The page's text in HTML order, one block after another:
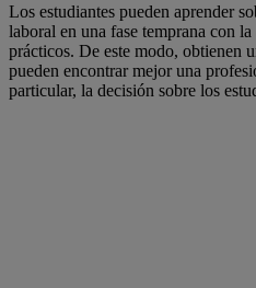
Los estudiantes pueden aprender
laboral en una fase temprana con
prácticos. De este modo, obtienen
pueden encontrar mejor una
particular, la decisión sobre los